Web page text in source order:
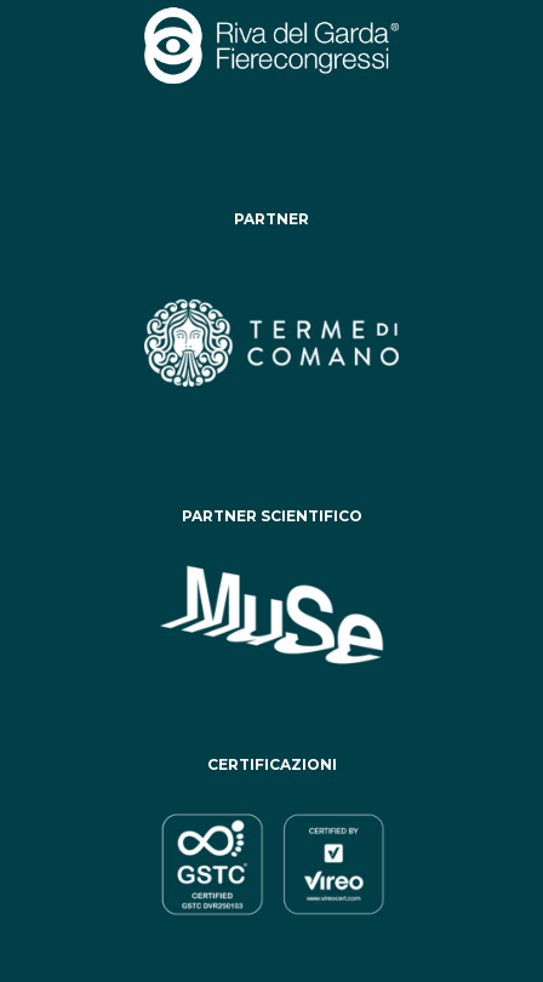
PARTNER
PARTNER SCIENTIFICO
CERTIFICAZIONI